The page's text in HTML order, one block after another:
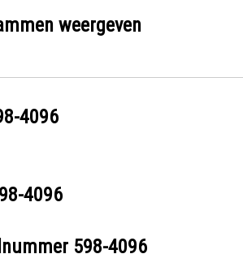
weergeven
4096
4096
598-4096